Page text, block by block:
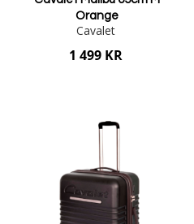
Orange
Cavalet
1 499 KR